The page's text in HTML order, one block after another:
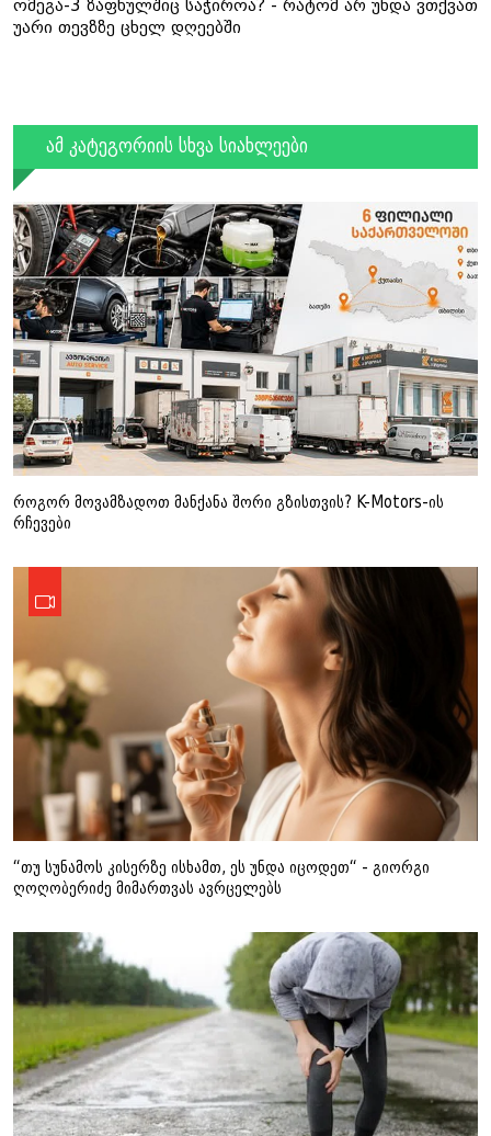
ომეგა-3 ზაფხულშიც საჭიროა? - რატომ არ უნდა ვთქვათ
უარი თევზზე ცხელ დღეებში
ამ კატეგორიის სხვა სიახლეები
როგორ მოვამზადოთ მანქანა შორი გზისთვის? K-Motors-ის
რჩევები
“თუ სუნამოს კისერზე ისხამთ, ეს უნდა იცოდეთ“ - გიორგი
ღოღობერიძე მიმართვას ავრცელებს